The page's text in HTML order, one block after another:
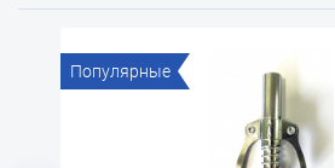
Популярные